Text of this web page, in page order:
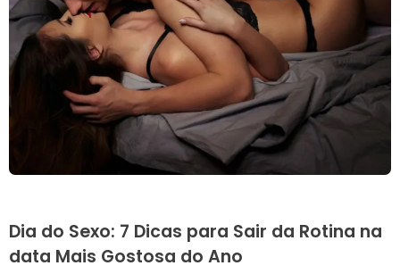
Dia do Sexo: 7 Dicas para Sair da Rotina na
data Mais Gostosa do Ano